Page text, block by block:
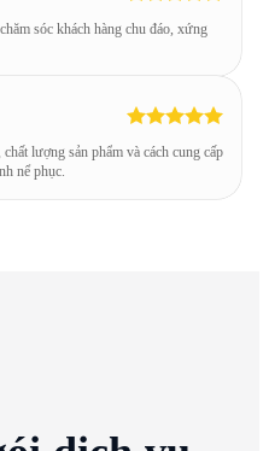
sóc khách hàng chu đáo, xứng
lượng sản phẩm và cách cung cấp
nể phục.